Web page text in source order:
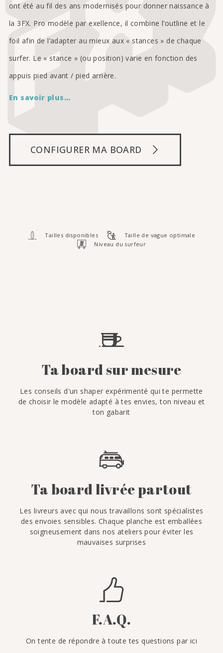
ont été au fil des ans modernisés pour donner naissance à
la 3FX. Pro modèle par exellence, il combine l’outline et le
foil afin de l’adapter au mieux aux « stances » de chaque
surfer. Le « stance » (ou position) varie en fonction des
appuis pied avant / pied arrière.
En savoir plus…
CONFIGURER MA BOARD
Tailles disponibles
Taille de vague optimale
Niveau du surfeur
Ta board sur mesure
Les conseils d'un shaper expérimenté qui te permette
de choisir le modèle adapté à tes envies, ton niveau et
ton gabarit
Ta board livrée partout
Les livreurs avec qui nous travaillons sont spécialistes
des envoies sensibles. Chaque planche est emballées
soigneusement dans nos ateliers pour éviter les
mauvaises surprises
F.A.Q.
On tente de répondre à toute tes questions par ici